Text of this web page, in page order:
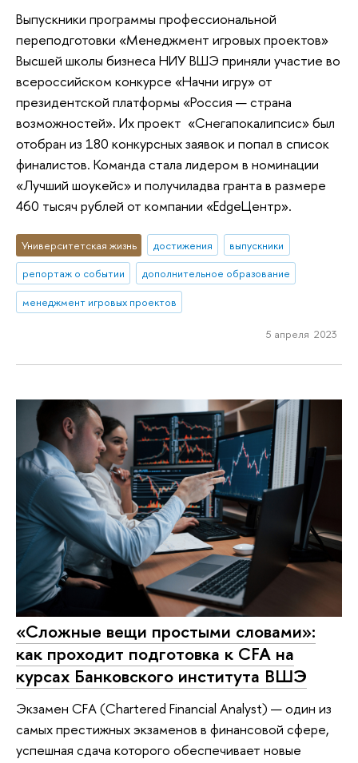
Выпускники программы профессиональной
переподготовки «Менеджмент игровых проектов»
Высшей школы бизнеса НИУ ВШЭ приняли участие во
всероссийском конкурсе «Начни игру» от
президентской платформы «Россия — страна
возможностей». Их проект «Снегапокалипсис» был
отобран из 180 конкурсных заявок и попал в список
финалистов. Команда стала лидером в номинации
«Лучший шоукейс» и получиладва гранта в размере
460 тысяч рублей от компании «EdgeЦентр».
Университетская жизнь достижения
выпускники
репортаж о событии
дополнительное образование
менеджмент игровых проектов
5 апреля 2023
«Сложные вещи простыми словами»:
как проходит подготовка к CFA на
курсах Банковского института ВШЭ
Экзамен CFA (Chartered Financial Analyst) — один из
самых престижных экзаменов в финансовой сфере,
успешная сдача которого обеспечивает новые